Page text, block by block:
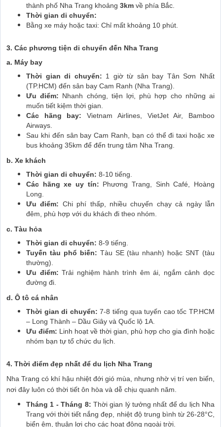
thành phố Nha Trang khoảng 3km về phía Bắc.
Thời gian di chuyển:
Bằng xe máy hoặc taxi: Chỉ mất khoảng 10 phút.
3. Các phương tiện di chuyển đến Nha Trang
a. Máy bay
Thời gian di chuyển: 1 giờ từ sân bay Tân Sơn Nhất
(TP.HCM) đến sân bay Cam Ranh (Nha Trang).
Ưu điểm: Nhanh chóng, tiện lợi, phù hợp cho những ai
muốn tiết kiệm thời gian.
Các hãng bay: Vietnam Airlines, VietJet Air, Bamboo
Airways.
Sau khi đến sân bay Cam Ranh, bạn có thể đi taxi hoặc xe
bus khoảng 35km để đến trung tâm Nha Trang.
b. Xe khách
Thời gian di chuyển: 8-10 tiếng.
Các hãng xe uy tín: Phương Trang, Sinh Café, Hoàng
Long.
Ưu điểm: Chi phí thấp, nhiều chuyến chạy cả ngày lẫn
đêm, phù hợp với du khách đi theo nhóm.
c. Tàu hỏa
Thời gian di chuyển: 8-9 tiếng.
Tuyến tàu phổ biến: Tàu SE (tàu nhanh) hoặc SNT (tàu
thường).
Ưu điểm: Trải nghiệm hành trình êm ái, ngắm cảnh dọc
đường đi.
d. Ô tô cá nhân
Thời gian di chuyển: 7-8 tiếng qua tuyến cao tốc TP.HCM
– Long Thành – Dầu Giây và Quốc lộ 1A.
Ưu điểm: Linh hoạt về thời gian, phù hợp cho gia đình hoặc
nhóm bạn tự tổ chức du lịch.
4. Thời điểm đẹp nhất để du lịch Nha Trang
Nha Trang có khí hậu nhiệt đới gió mùa, nhưng nhờ vị trí ven biển,
nơi đây luôn có thời tiết ôn hòa và dễ chịu quanh năm.
Tháng 1 - Tháng 8: Thời gian lý tưởng nhất để du lịch Nha
Trang với thời tiết nắng đẹp, nhiệt độ trung bình từ 26-28°C,
biển êm, thuận lợi cho các hoạt động ngoài trời.